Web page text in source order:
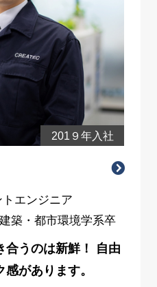
201９年入社
エンジニア
築・都市環境学系卒
合うのは新鮮！ 自由
があります。